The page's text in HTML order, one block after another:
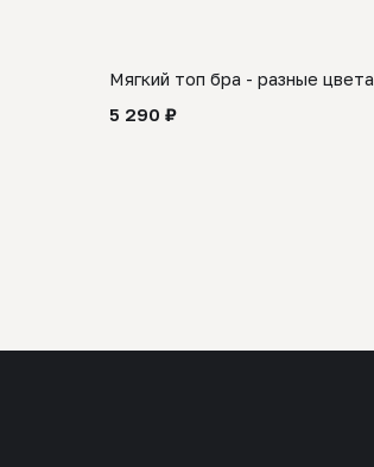
Мягкий топ бра - разные цвета
5 290 ₽